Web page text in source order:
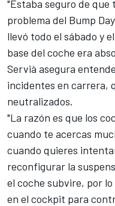
"Estaba seguro de que
problema del Bump
llevó todo el sábado y
base del coche era
Servià asegura
incidentes en carrera,
neutralizados.
"La razón es que los
cuando te acercas
cuando quieres
reconfigurar la
el coche subvire, por
en el cockpit para